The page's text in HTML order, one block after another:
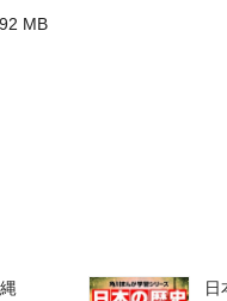
MB